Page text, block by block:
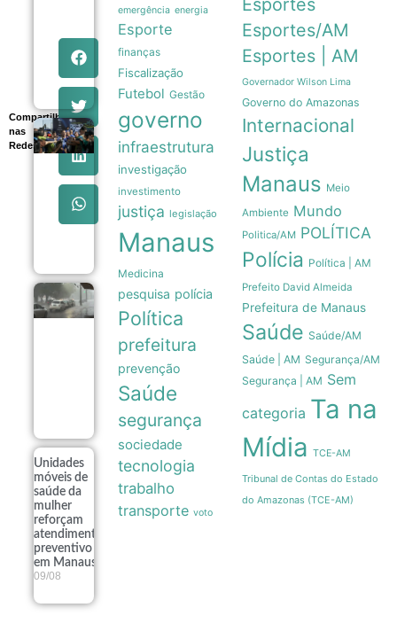
Compartilhe
nas
Redes
Campeonato
Brasileiro
com ouros
na trave e no
solo
09/08
Nunes
Marques
transparência
das urnas
eletrônicas
em evento do
TSE
09/08
Tempestades
no Rio
Grande do
Sul deixam
milhares de
desalojados
em 117
municípios
Unidades
móveis de
saúde da
mulher
reforçam
atendimento
preventivo
em Manaus
09/08
emergência energia
Esporte
finanças
Fiscalização
Futebol Gestão
governo
infraestrutura
investigação
investimento
justiça legislação
Manaus
Medicina
pesquisa polícia
Política
prefeitura
prevenção
Saúde
segurança
sociedade
tecnologia
trabalho
transporte voto
Esportes/AM
Esportes | AM
Governador Wilson Lima
Governo do Amazonas
Internacional
Justiça
Manaus Meio
Ambiente Mundo
Politica/AM POLÍTICA
Polícia Política | AM
Prefeito David Almeida
Prefeitura de Manaus
Saúde Saúde/AM
Saúde | AM Segurança/AM
Segurança | AM Sem
categoria Ta na
Mídia TCE-AM
Tribunal de Contas do Estado
do Amazonas (TCE-AM)